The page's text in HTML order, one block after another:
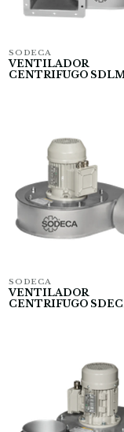
SODECA
VENTILADOR
CENTRIFUGO
SODECA
VENTILADOR
CENTRIFUGO